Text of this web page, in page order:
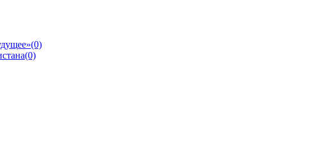
(0)
(0)